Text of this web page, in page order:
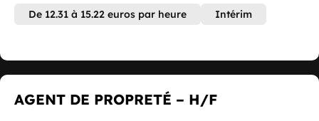
De 12.31 à 15.22 euros par heure Intérim
AGENT DE PROPRETÉ – H/F